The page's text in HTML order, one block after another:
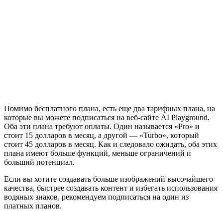
Помимо бесплатного плана, есть еще два тарифных плана, на
которые вы можете подписаться на веб-сайте AI Playground.
Оба эти плана требуют оплаты. Один называется «Pro» и
стоит 15 долларов в месяц, а другой — «Turbo», который
стоит 45 долларов в месяц. Как и следовало ожидать, оба этих
плана имеют больше функций, меньше ограничений и
больший потенциал.
Если вы хотите создавать больше изображений высочайшего
качества, быстрее создавать контент и избегать использования
водяных знаков, рекомендуем подписаться на один из
платных планов.